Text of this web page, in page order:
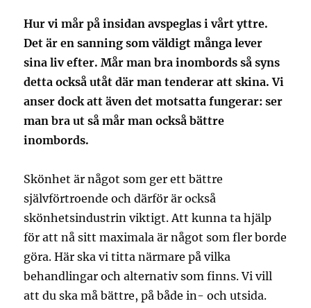
Hur vi mår på insidan avspeglas i vårt yttre.
Det är en sanning som väldigt många lever
sina liv efter. Mår man bra inombords så syns
detta också utåt där man tenderar att skina. Vi
anser dock att även det motsatta fungerar: ser
man bra ut så mår man också bättre
inombords.
Skönhet är något som ger ett bättre
självförtroende och därför är också
skönhetsindustrin viktigt. Att kunna ta hjälp
för att nå sitt maximala är något som fler borde
göra. Här ska vi titta närmare på vilka
behandlingar och alternativ som finns. Vi vill
att du ska må bättre, på både in- och utsida.